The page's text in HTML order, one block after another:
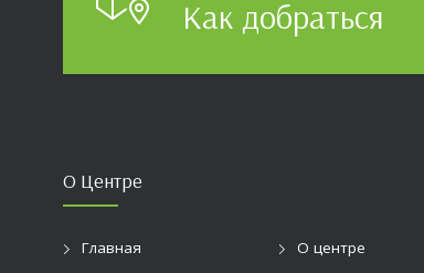
Как добраться
О Центре
Главная
О центре